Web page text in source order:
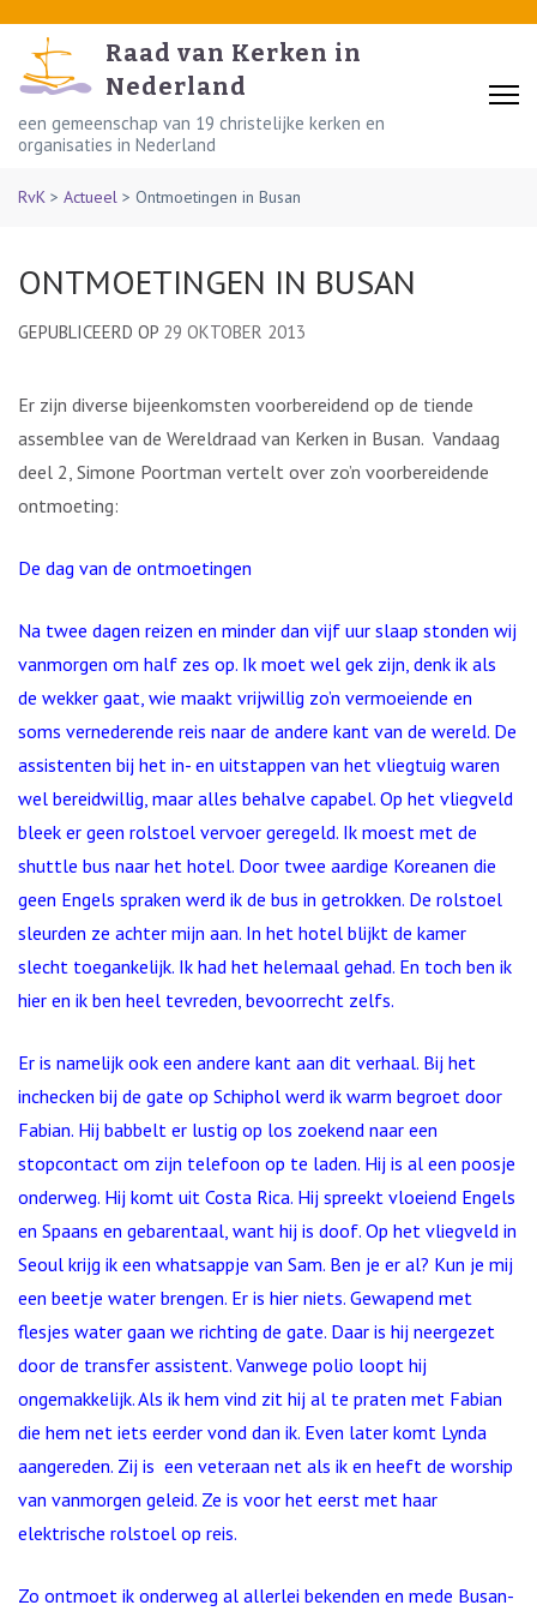
content
(Press
Enter)
Raad van Kerken in
Nederland
een gemeenschap van 19 christelijke kerken en
organisaties in Nederland
RvK > Actueel > Ontmoetingen in Busan
ONTMOETINGEN IN BUSAN
GEPUBLICEERD OP 29 OKTOBER 2013
Er zijn diverse bijeenkomsten voorbereidend op de tiende
assemblee van de Wereldraad van Kerken in Busan. Vandaag
deel 2, Simone Poortman vertelt over zo’n voorbereidende
ontmoeting:
De dag van de ontmoetingen
Na twee dagen reizen en minder dan vijf uur slaap stonden wij
vanmorgen om half zes op. Ik moet wel gek zijn, denk ik als
de wekker gaat, wie maakt vrijwillig zo’n vermoeiende en
soms vernederende reis naar de andere kant van de wereld. De
assistenten bij het in- en uitstappen van het vliegtuig waren
wel bereidwillig, maar alles behalve capabel. Op het vliegveld
bleek er geen rolstoel vervoer geregeld. Ik moest met de
shuttle bus naar het hotel. Door twee aardige Koreanen die
geen Engels spraken werd ik de bus in getrokken. De rolstoel
sleurden ze achter mijn aan. In het hotel blijkt de kamer
slecht toegankelijk. Ik had het helemaal gehad. En toch ben ik
hier en ik ben heel tevreden, bevoorrecht zelfs.
Er is namelijk ook een andere kant aan dit verhaal. Bij het
inchecken bij de gate op Schiphol werd ik warm begroet door
Fabian. Hij babbelt er lustig op los zoekend naar een
stopcontact om zijn telefoon op te laden. Hij is al een poosje
onderweg. Hij komt uit Costa Rica. Hij spreekt vloeiend Engels
en Spaans en gebarentaal, want hij is doof. Op het vliegveld in
Seoul krijg ik een whatsappje van Sam. Ben je er al? Kun je mij
een beetje water brengen. Er is hier niets. Gewapend met
flesjes water gaan we richting de gate. Daar is hij neergezet
door de transfer assistent. Vanwege polio loopt hij
ongemakkelijk. Als ik hem vind zit hij al te praten met Fabian
die hem net iets eerder vond dan ik. Even later komt Lynda
aangereden. Zij is een veteraan net als ik en heeft de worship
van vanmorgen geleid. Ze is voor het eerst met haar
elektrische rolstoel op reis.
Zo ontmoet ik onderweg al allerlei bekenden en mede Busan-